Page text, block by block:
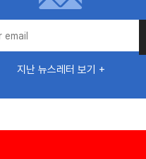
지난 뉴스레터 보기 +